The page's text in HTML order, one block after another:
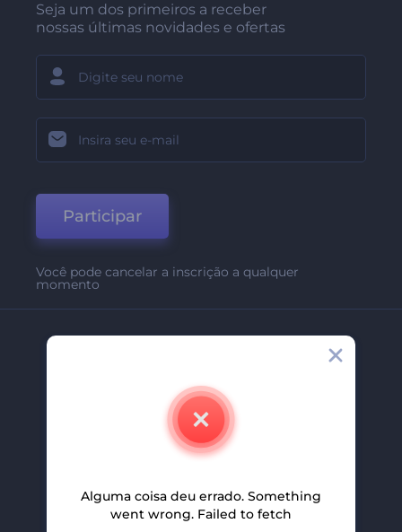
Seja um dos primeiros a receber
nossas últimas novidades e ofertas
Participar
Você pode cancelar a inscrição a qualquer
momento
Contate-Nos
Carreiras
Programa De Afiliados
Alguma coisa deu errado. Something
went wrong. Failed to fetch